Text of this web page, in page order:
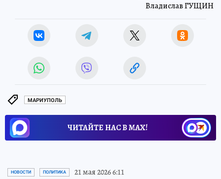
Владислав ГУЩИН
МАРИУПОЛЬ
ЧИТАЙТЕ НАС В МАХ!
НОВОСТИ ПОЛИТИКА 21 мая 2026 6:11